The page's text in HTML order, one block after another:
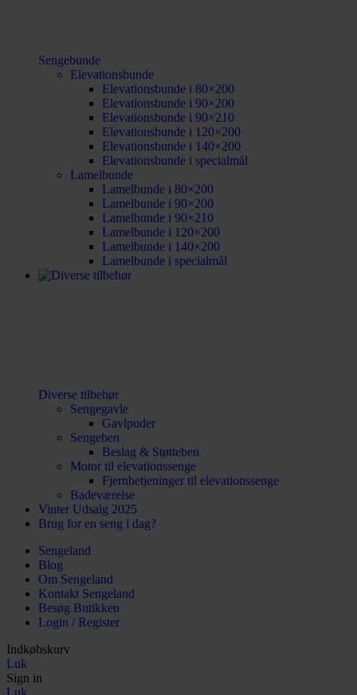
Sengebunde
Elevationsbunde
Elevationsbunde i 80×200
Elevationsbunde i 90×200
Elevationsbunde i 90×210
Elevationsbunde i 120×200
Elevationsbunde i 140×200
Elevationsbunde i specialmål
Lamelbunde
Lamelbunde i 80×200
Lamelbunde i 90×200
Lamelbunde i 90×210
Lamelbunde i 120×200
Lamelbunde i 140×200
Lamelbunde i specialmål
Diverse tilbehør
Sengegavle
Gavlpuder
Sengeben
Beslag & Støtteben
Motor til elevationssenge
Fjernbetjeninger til elevationssenge
Badeværelse
Vinter Udsalg 2025
Brug for en seng i dag?
Sengeland
Blog
Om Sengeland
Kontakt Sengeland
Besøg Butikken
Login / Register
Indkøbskurv
Luk
Sign in